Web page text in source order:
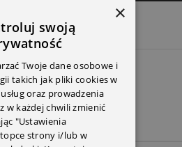
i reflektorów
×
swoją
Twoje dane osobowe i
takich jak pliki cookies w
oraz prowadzenia
w każdej chwili zmienić
"Ustawienia
strony i/lub w